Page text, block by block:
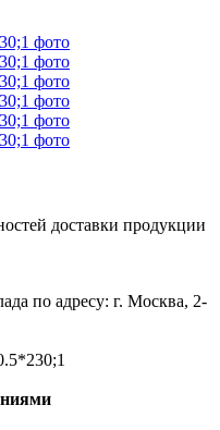
доставки продукции
по адресу: г. Москва, 2-